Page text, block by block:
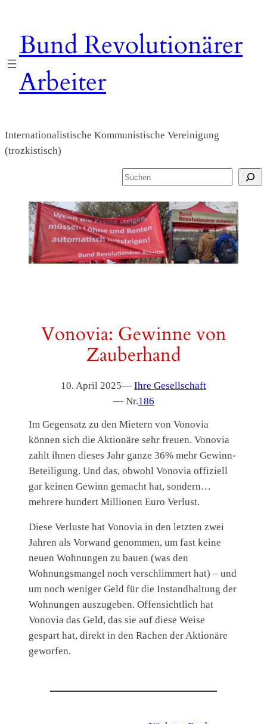
springen
Bund Revolutionärer
Arbeiter
Internationalistische Kommunistische Vereinigung
(trozkistisch)
S
c
h
e
n
Vonovia: Gewinne von
Zauberhand
10. April 2025— Ihre Gesellschaft
— Nr.186
Im Gegensatz zu den Mietern von Vonovia
können sich die Aktionäre sehr freuen. Vonovia
zahlt ihnen dieses Jahr ganze 36% mehr Gewinn-
Beteiligung. Und das, obwohl Vonovia offiziell
gar keinen Gewinn gemacht hat, sondern…
mehrere hundert Millionen Euro Verlust.
Diese Verluste hat Vonovia in den letzten zwei
Jahren als Vorwand genommen, um fast keine
neuen Wohnungen zu bauen (was den
Wohnungsmangel noch verschlimmert hat) – und
um noch weniger Geld für die Instandhaltung der
Wohnungen auszugeben. Offensichtlich hat
Vonovia das Geld, das sie auf diese Weise
gespart hat, direkt in den Rachen der Aktionäre
geworfen.